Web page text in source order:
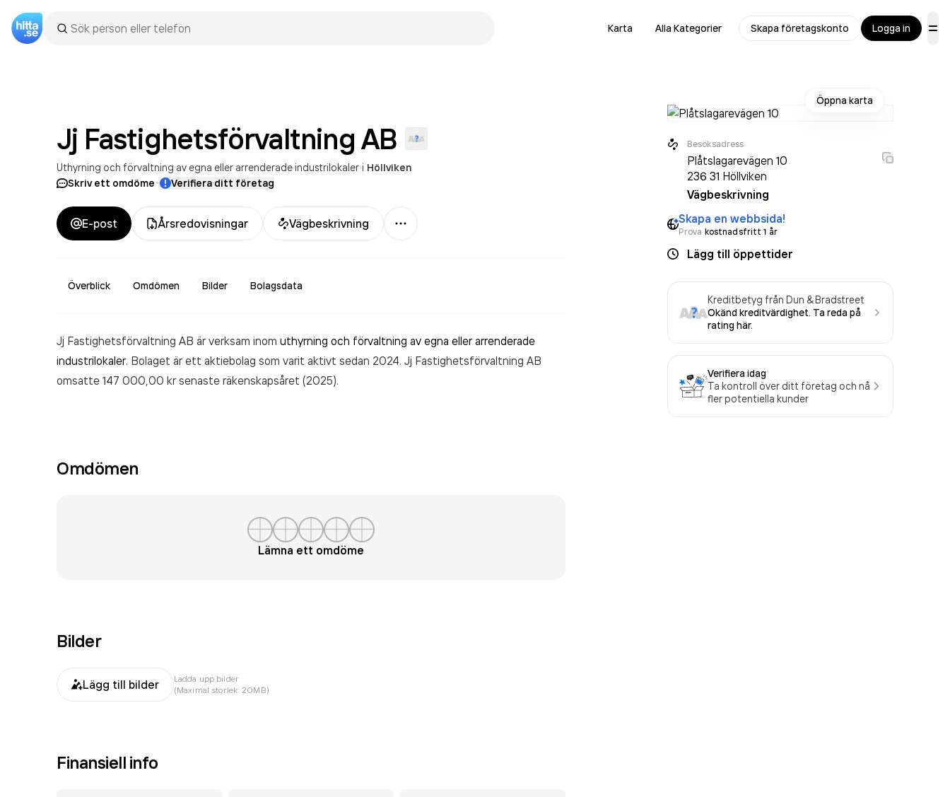
Karta Alla Kategorier Skapa företagskonto Logga in
Jj Fastighetsförvaltning AB
Uthyrning och förvaltning av egna eller arrenderade industrilokaler i Höllviken
Skriv ett omdöme· Verifiera ditt företag
E-post Årsredovisningar Vägbeskrivning
Mer
Överblick Omdömen Bilder Bolagsdata
Jj Fastighetsförvaltning AB är verksam inom uthyrning och förvaltning av egna eller arrenderade
industrilokaler. Bolaget är ett aktiebolag som varit aktivt sedan 2024. Jj Fastighetsförvaltning AB
omsatte 147 000,00 krsenaste räkenskapsåret (2025).
Omdömen
Lämna ett omdöme
Bilder
Lägg till bilder
Ladda upp bilder
(Maximal storlek: 20MB)
Finansiell info
Öppna karta
Besöksadress
Plåtslagarevägen 10
236 31 Höllviken
Vägbeskrivning
Skapa en webbsida!
Prova kostnadsfritt 1 år
Lägg till öppettider
Kreditbetyg från Dun & Bradstreet
Okänd kreditvärdighet. Ta reda på
rating här.
Verifiera idag
Ta kontroll över ditt företag och nå
fler potentiella kunder